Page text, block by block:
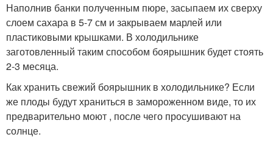
Наполнив банки полученным пюре, засыпаем их сверху
слоем сахара в 5-7 см и закрываем марлей или
пластиковыми крышками. В холодильнике
заготовленный таким способом боярышник будет стоять
2-3 месяца.
Как хранить свежий боярышник в холодильнике? Если
же плоды будут храниться в замороженном виде, то их
предварительно моют , после чего просушивают на
солнце.